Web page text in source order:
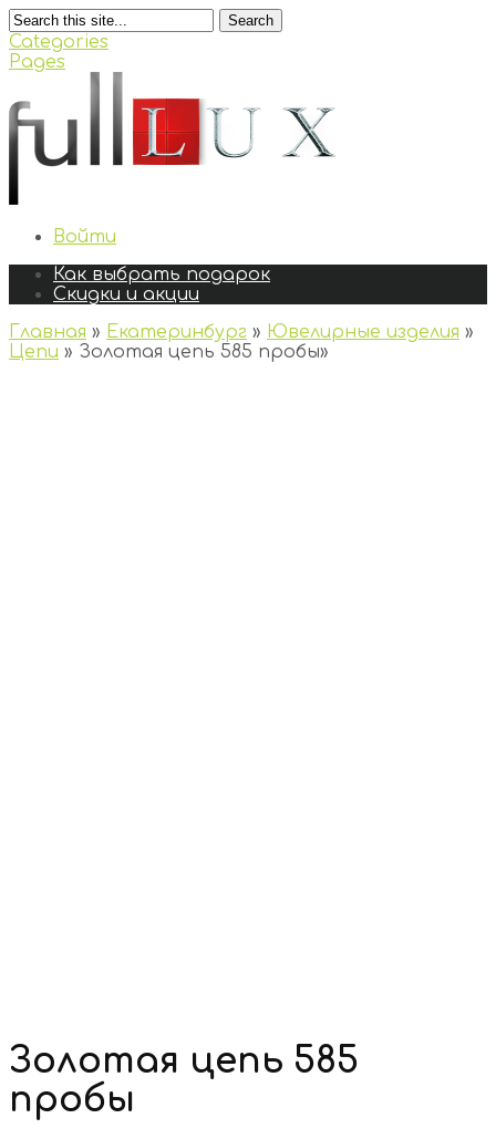
Search
Categories
Pages
Войти
Как выбрать подарок
Скидки и акции
Главная » Екатеринбург » Ювелирные изделия »
Цепи » Золотая цепь 585 пробы»
Золотая цепь 585
пробы